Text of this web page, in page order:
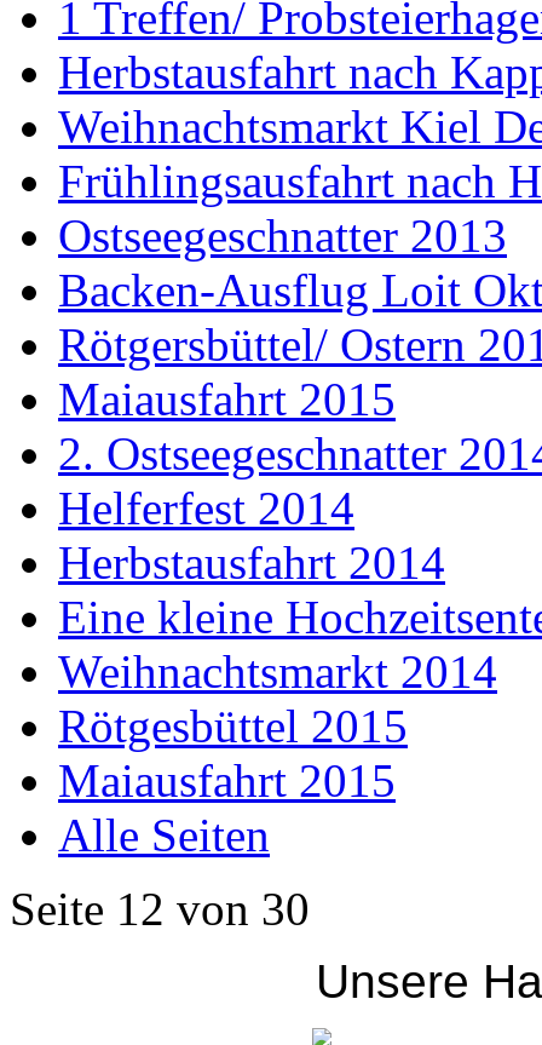
1 Treffen/
Herbstausfahrt nach
Weihnachtsmarkt Kiel
Frühlingsausfahrt nach
Ostseegeschnatter 2013
Backen-Ausflug Loit
Rötgersbüttel/ Ostern
Maiausfahrt 2015
2. Ostseegeschnatter
Helferfest 2014
Herbstausfahrt 2014
Eine kleine
Weihnachtsmarkt 2014
Rötgesbüttel 2015
Maiausfahrt 2015
Alle Seiten
Seite 12 von 30
Unsere